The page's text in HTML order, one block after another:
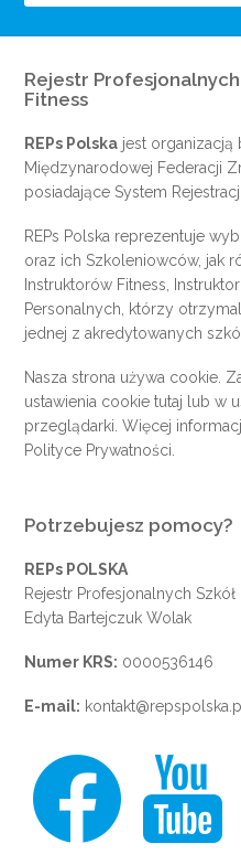
Rejestr
Fitness
REPs Polska jest organizacją
Międzynarodowej Federacji
posiadające System Rejestracji
REPs Polska reprezentuje
oraz ich Szkoleniowców, jak
Instruktorów Fitness,
Personalnych, którzy
jednej z akredytowanych
Nasza strona używa cookie.
ustawienia cookietutaj lub w
przeglądarki. Więcej
Polityce Prywatności
Potrzebujesz pomocy?
REPs POLSKA
Rejestr Profesjonalnych
Edyta Bartejczuk Wolak
Numer KRS: 0000536146
E-mail: kontakt@repspolska.pl